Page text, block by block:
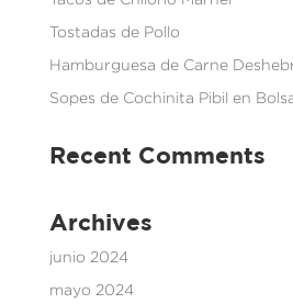
Tostadas de Pollo
Hamburguesa de Carne
Sopes de Cochinita Pibil en
Recent Comments
Archives
junio 2024
mayo 2024